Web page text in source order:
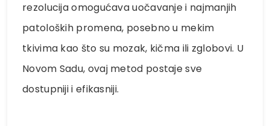
rezolucija omogućava uočavanje i najmanjih
patoloških promena, posebno u mekim
tkivima kao što su mozak, kičma ili zglobovi. U
Novom Sadu, ovaj metod postaje sve
dostupniji i efikasniji.